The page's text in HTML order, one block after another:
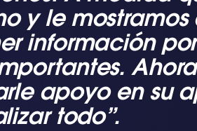
y le
información
apoyo en su
todo”.